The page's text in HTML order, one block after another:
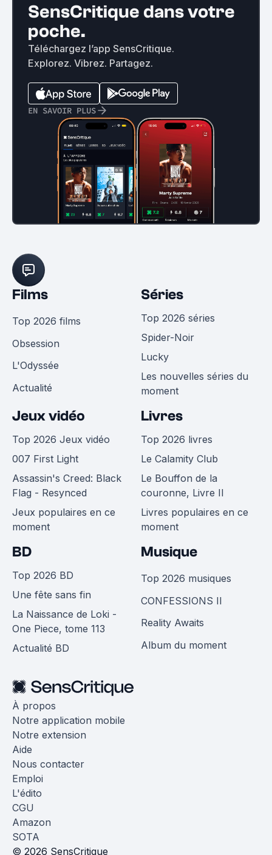
SensCritique dans votre
poche.
Téléchargez l’app SensCritique.
Explorez. Vibrez. Partagez.
EN SAVOIR PLUS
Films
Top 2026 films
Obsession
L'Odyssée
Actualité
Séries
Top 2026 séries
Spider-Noir
Lucky
Les nouvelles séries du
moment
Jeux vidéo
Top 2026 Jeux vidéo
007 First Light
Assassin's Creed: Black
Flag - Resynced
Jeux populaires en ce
moment
Livres
Top 2026 livres
Le Calamity Club
Le Bouffon de la
couronne, Livre II
Livres populaires en ce
moment
BD
Top 2026 BD
Une fête sans fin
La Naissance de Loki -
One Piece, tome 113
Actualité BD
Musique
Top 2026 musiques
CONFESSIONS II
Reality Awaits
Album du moment
À propos
Notre application mobile
Notre extension
Aide
Nous contacter
Emploi
L'édito
CGU
Amazon
SOTA
© 2026 SensCritique